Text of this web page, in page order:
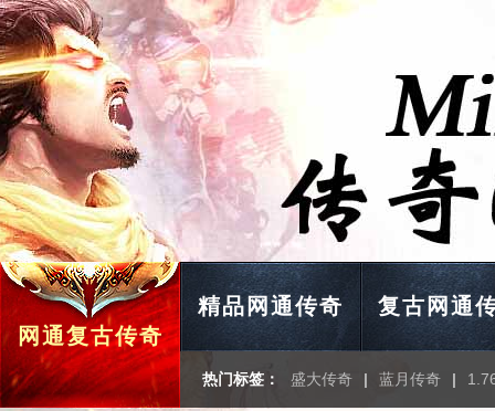
网通复古传奇
精品网通传奇 复古网通
热门标签： 盛大传奇 | 蓝月传奇 |